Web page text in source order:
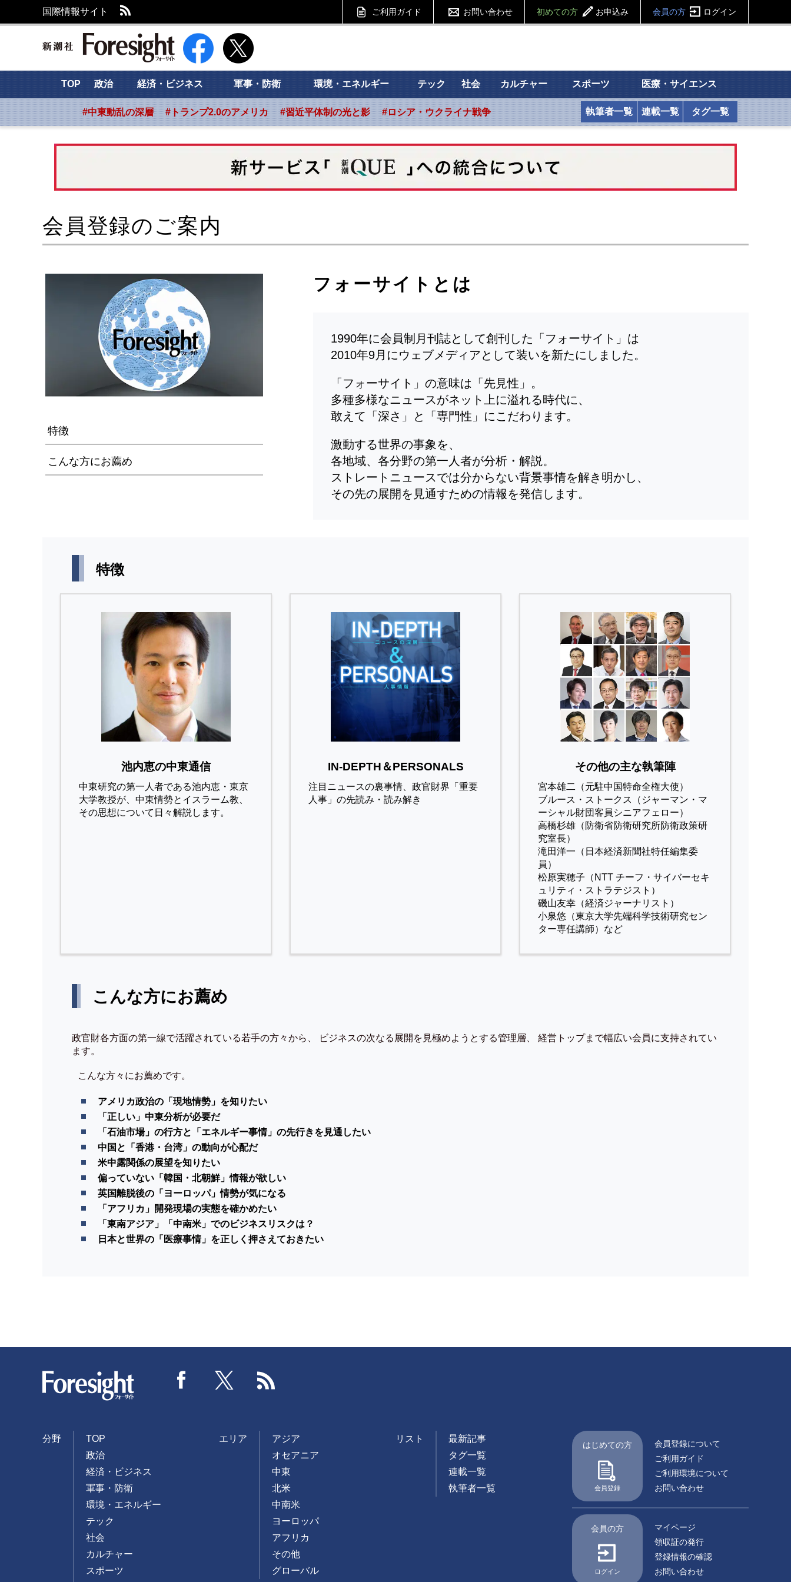
国際情報サイト ご利用ガイド お問い合わせ 初めての方 お申込み 会員の方 ログイン
新潮社 Foresight フォーサイト
TOP 政治 経済・ビジネス 軍事・防衛 環境・エネルギー テック 社会 カルチャー スポーツ 医療・サイエンス
#中東動乱の深層 #トランプ2.0のアメリカ #習近平体制の光と影 #ロシア・ウクライナ戦争 執筆者一覧 連載一覧 タグ一覧
会員登録のご案内
特徴
こんな方にお薦め
フォーサイトとは
1990年に会員制月刊誌として創刊した「フォーサイト」は
2010年9月にウェブメディアとして装いを新たにしました。
「フォーサイト」の意味は「先見性」。
多種多様なニュースがネット上に溢れる時代に、
敢えて「深さ」と「専門性」にこだわります。
激動する世界の事象を、
各地域、各分野の第一人者が分析・解説。
ストレートニュースでは分からない背景事情を解き明かし、
その先の展開を見通すための情報を発信します。
特徴
池内恵の中東通信
中東研究の第⼀⼈者である池内恵・東京
⼤学教授が、中東情勢とイスラーム教、
その思想について⽇々解説します。
IN-DEPTH＆PERSONALS
注目ニュースの裏事情、政官財界「重要
人事」の先読み・読み解き
その他の主な執筆陣
宮本雄二（元駐中国特命全権大使）
ブルース・ストークス（ジャーマン・マ
ーシャル財団客員シニアフェロー）
高橋杉雄（防衛省防衛研究所防衛政策研
究室長）
滝田洋一（日本経済新聞社特任編集委
員）
松原実穂子（NTT チーフ・サイバーセキ
ュリティ・ストラテジスト）
磯山友幸（経済ジャーナリスト）
小泉悠（東京大学先端科学技術研究セン
ター専任講師）など
こんな方にお薦め
政官財各方面の第一線で活躍されている若手の方々から、 ビジネスの次なる展開を見極めようとする管理層、 経営トップまで幅広い会員に支持されてい
ます。
こんな方々にお薦めです。
アメリカ政治の「現地情勢」を知りたい
「正しい」中東分析が必要だ
「石油市場」の行方と「エネルギー事情」の先行きを見通したい
中国と「香港・台湾」の動向が心配だ
米中露関係の展望を知りたい
偏っていない「韓国・北朝鮮」情報が欲しい
英国離脱後の「ヨーロッパ」情勢が気になる
「アフリカ」開発現場の実態を確かめたい
「東南アジア」「中南米」でのビジネスリスクは？
日本と世界の「医療事情」を正しく押さえておきたい
Facebook Twitter
分野
TOP
政治
経済・ビジネス
軍事・防衛
環境・エネルギー
テック
社会
カルチャー
スポーツ
エリア
アジア
オセアニア
中東
北米
中南米
ヨーロッパ
アフリカ
その他
グローバル
リスト
最新記事
タグ一覧
連載一覧
執筆者一覧
はじめての方
会員登録
会員登録について
ご利用ガイド
ご利用環境について
お問い合わせ
会員の方
ログイン
マイページ
領収証の発行
登録情報の確認
お問い合わせ